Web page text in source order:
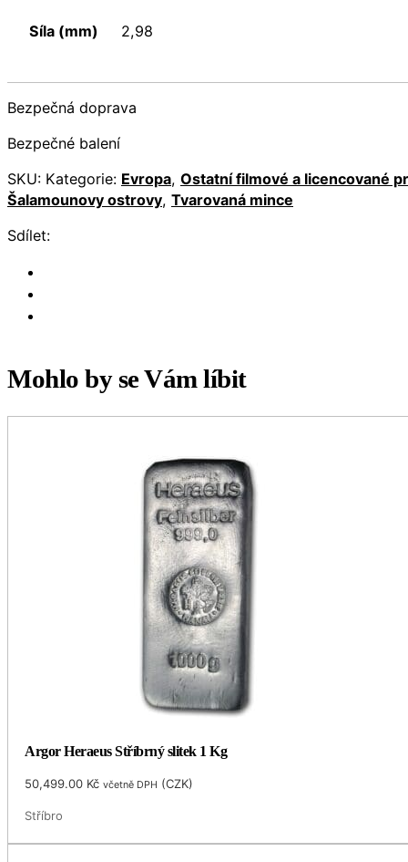
Síla (mm) 2,98
Bezpečná doprava
Bezpečné balení
SKU: Kategorie: Evropa, Ostatní filmové a licencované
Šalamounovy ostrovy, Tvarovaná mince
Sdílet:
Mohlo by se Vám líbit
Argor Heraeus Stříbrný slitek 1 Kg
50,499.00 Kč včetně DPH (CZK)
Stříbro